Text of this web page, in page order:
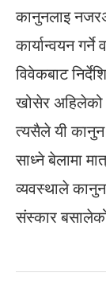
कानुनलाइ
कार्यान्वयन
विवेकबाट
खोसेर अहिलेको
त्यसैले यी
साध्ने बेलामा
व्यवस्थाले
संस्कार